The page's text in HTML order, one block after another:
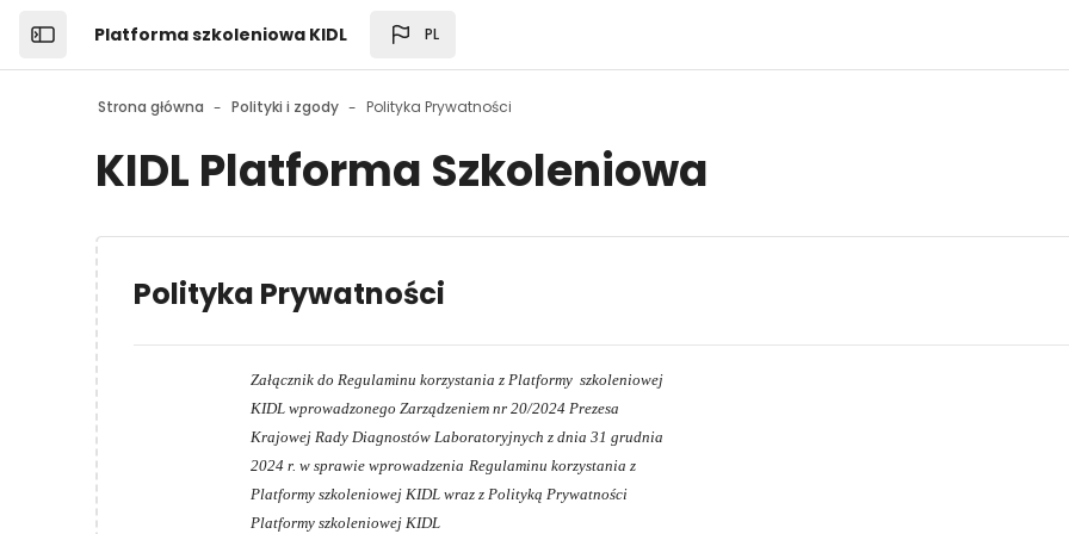
Open the sidebar
Platforma szkoleniowa KIDL PL
Strona główna Polityki i zgody Polityka Prywatności
KIDL Platforma Szkoleniowa
Polityka Prywatności
Załącznik do Regulaminu korzystania z Platformy szkoleniowej
KIDL wprowadzonego Zarządzeniem nr 20/2024 Prezesa
Krajowej Rady Diagnostów Laboratoryjnych z dnia 31 grudnia
2024 r. w sprawie wprowadzenia Regulaminu korzystania z
Platformy szkoleniowej KIDL wraz z Polityką Prywatności
Platformy szkoleniowej KIDL